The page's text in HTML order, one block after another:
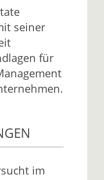
seiner
für
im